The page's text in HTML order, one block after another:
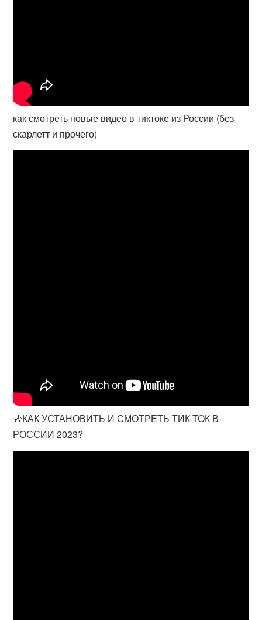
как смотреть новые видео в тиктоке из России (без
скарлетт и прочего)
🎶КАК УСТАНОВИТЬ И СМОТРЕТЬ ТИК ТОК В
РОССИИ 2023?